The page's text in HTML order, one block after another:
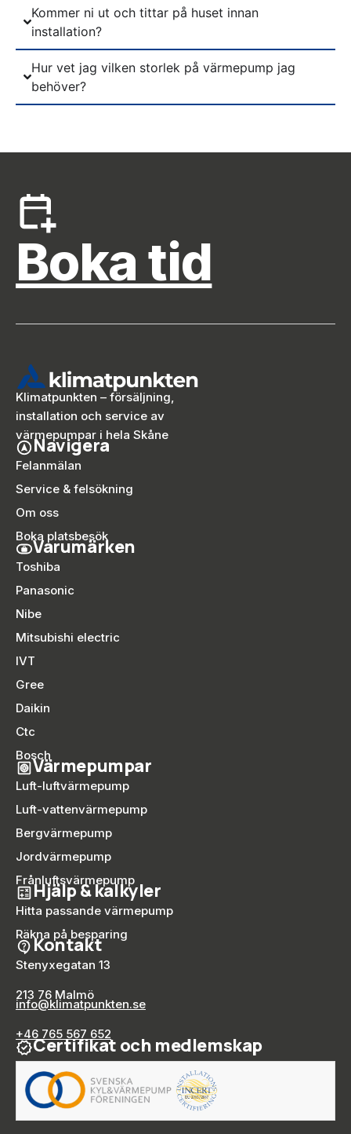
Kommer ni ut och tittar på huset innan
installation?
Hur vet jag vilken storlek på värmepump jag
behöver?
Boka tid
Klimatpunkten – försäljning,
installation och service av
värmepumpar i hela Skåne
Navigera
Felanmälan
Service & felsökning
Om oss
Boka platsbesök
Varumärken
Toshiba
Panasonic
Nibe
Mitsubishi electric
IVT
Gree
Daikin
Ctc
BoschVärmepumpar
Luft-luftvärmepump
Luft-vattenvärmepump
Bergvärmepump
Jordvärmepump
Frånluftsvärmepump
Hjälp & kalkyler
Hitta passande värmepump
Räkna på besparing
Kontakt
Stenyxegatan 13
213 76 Malmö
info@klimatpunkten.se
+46 765 567 652
Certifikat och medlemskap